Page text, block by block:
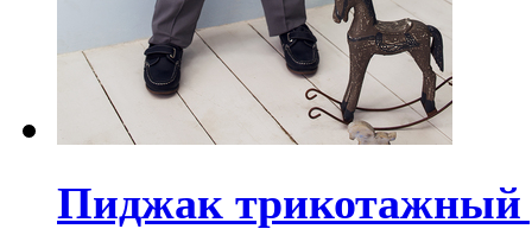
Пиджак трикотажный